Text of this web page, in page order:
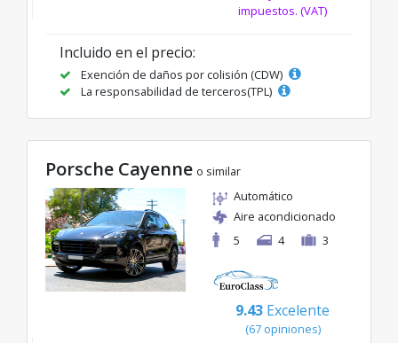
impuestos. (VAT)
Incluido en el precio:
Exención de daños por colisión (CDW)
La responsabilidad de terceros(TPL)
Porsche Cayenne o similar
Automático
Aire acondicionado
5
4 3
9.43 Excelente
(67 opiniones)